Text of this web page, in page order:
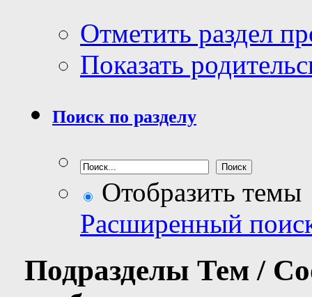
Отметить раздел
Показать
Поиск по разделу
Отобразить темы
Расширенный
Подразделы Тем /